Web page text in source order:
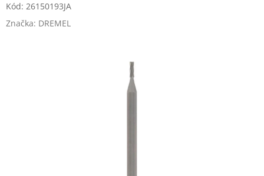
Kód: 26150193JA
Značka: DREMEL